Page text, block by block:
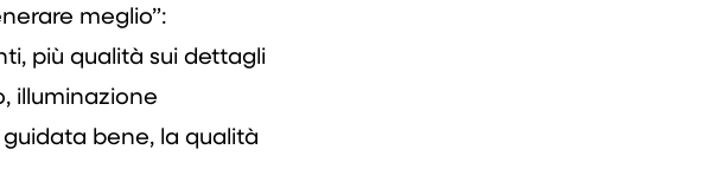
meglio”:
più qualità sui dettagli
illuminazione
bene, la qualità